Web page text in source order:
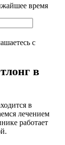
время
с
в
в
лечением
работает